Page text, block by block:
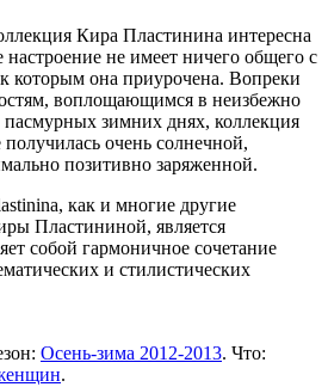
Кира Пластинина интересна
настроение не имеет ничего общего с
которым она приурочена. Вопреки
воплощающимся в неизбежно
зимних днях, коллекция
получилась очень солнечной,
позитивно заряженной.
как и многие другие
Пластининой, является
собой гармоничное сочетание
и стилистических
Осень-зима 2012-2013. Что:
.